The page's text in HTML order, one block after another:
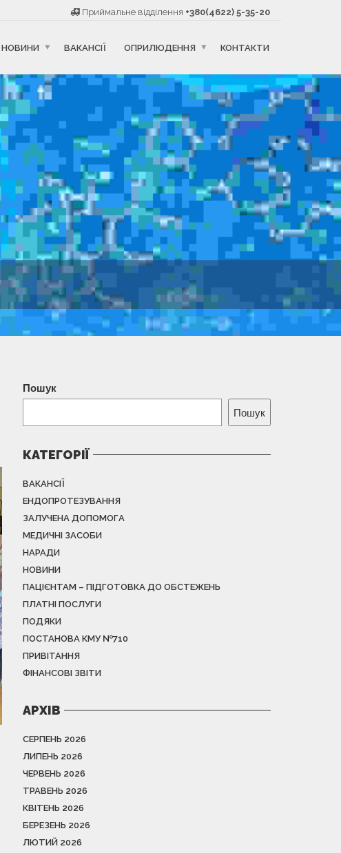
Приймальне відділення +380(4622) 5-35-20
НОВИНИ ВАКАНСІЇ ОПРИЛЮДЕННЯ КОНТАКТИ
Пошук
Пошук
КАТЕГОРІЇ
ВАКАНСІЇ
ЕНДОПРОТЕЗУВАННЯ
ЗАЛУЧЕНА ДОПОМОГА
МЕДИЧНІ ЗАСОБИ
НАРАДИ
НОВИНИ
ПАЦІЄНТАМ – ПІДГОТОВКА ДО ОБСТЕЖЕНЬ
ПЛАТНІ ПОСЛУГИ
ПОДЯКИ
ПОСТАНОВА КМУ №710
ПРИВІТАННЯ
ФІНАНСОВІ ЗВІТИ
АРХІВ
СЕРПЕНЬ 2026
ЛИПЕНЬ 2026
ЧЕРВЕНЬ 2026
ТРАВЕНЬ 2026
КВІТЕНЬ 2026
БЕРЕЗЕНЬ 2026
ЛЮТИЙ 2026